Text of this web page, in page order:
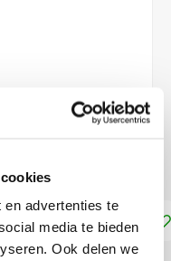
en advertenties te
media te bieden
Ook delen we
winkelwagen